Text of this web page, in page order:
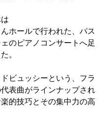
ホールで行われた、パス
のピアノコンサートへ足
。
ビュッシーという、フラ
表曲がラインナップされ
的技巧とその集中力の高